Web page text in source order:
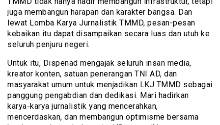
juga membangun harapan dan karakter bangsa. Dan
lewat Lomba Karya Jurnalistik TMMD, pesan-pesan
kebaikan itu dapat disampaikan secara luas dan utuh ke
seluruh penjuru negeri.
Untuk itu, Dispenad mengajak seluruh insan media,
kreator konten, satuan penerangan TNI AD, dan
masyarakat umum untuk menjadikan LKJ TMMD sebagai
panggung pengabdian dan dedikasi. Mari hadirkan
karya-karya jurnalistik yang mencerahkan,
mencerdaskan, dan membangun optimisme bersama